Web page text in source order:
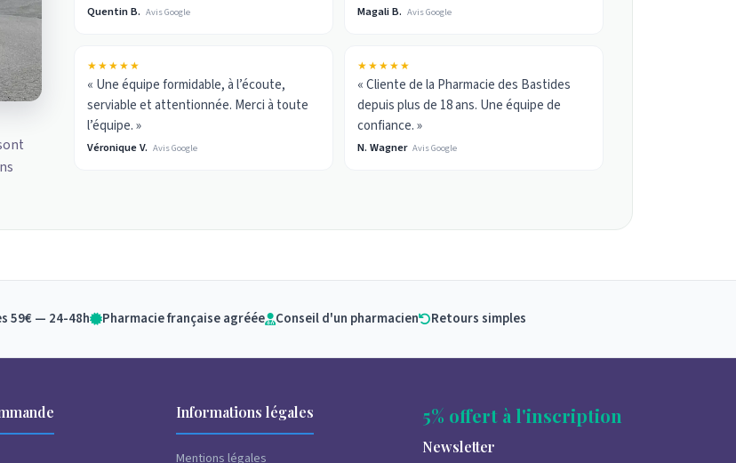
Quentin B. Avis Google Magali B. Avis Google
★★★★★
« Une équipe formidable, à l’écoute,
serviable et attentionnée. Merci à toute
l’équipe. »
Véronique V. Avis Google
★★★★★
« Cliente de la Pharmacie des Bastides
depuis plus de 18 ans. Une équipe de
confiance. »
N. Wagner Avis Google
59€ — 24-48h Pharmacie française agréée Conseil d'un pharmacien Retours simples
Informations légales
Mentions légales
5% offert à l'inscription
Newsletter